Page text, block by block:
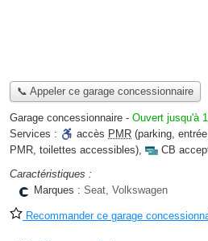
📞 Appeler ce garage concessionnaire
Garage concessionnaire - Ouvert jusqu'à
Services :
accès PMR (parking,
PMR, toilettes accessibles),
CB
Caractéristiques :
Marques : Seat, Volkswagen
Recommander ce garage